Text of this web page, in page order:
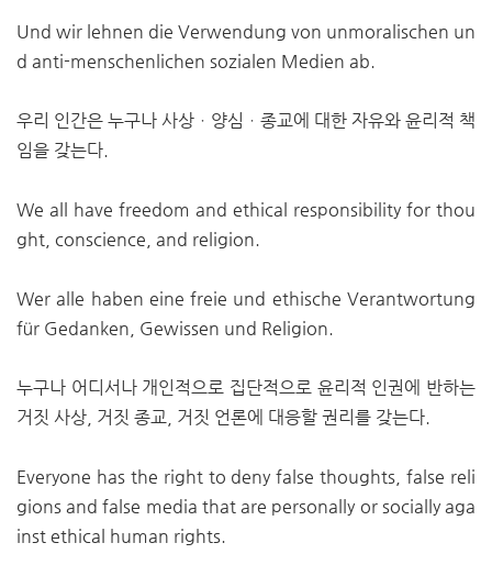
Und wir lehnen die Verwendung von unmoralischen un
d anti-menschenlichen sozialen Medien ab.
우리 인간은 누구나 사상ㆍ양심ㆍ종교에 대한 자유와 윤리적 책
임을 갖는다.
We all have freedom and ethical responsibility for thou
ght, conscience, and religion.
Wer alle haben eine freie und ethische Verantwortung
für Gedanken, Gewissen und Religion.
누구나 어디서나 개인적으로 집단적으로 윤리적 인권에 반하는
거짓 사상, 거짓 종교, 거짓 언론에 대응할 권리를 갖는다.
Everyone has the right to deny false thoughts, false reli
gions and false media that are personally or socially aga
inst ethical human rights.